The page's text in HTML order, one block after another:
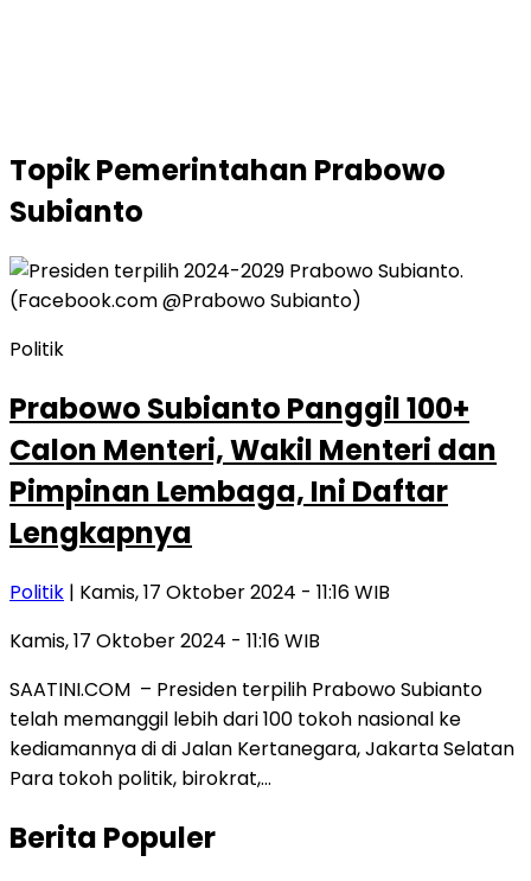
TopikPemerintahan Prabowo
Subianto
Politik
Prabowo Subianto Panggil 100+
Calon Menteri, Wakil Menteri dan
Pimpinan Lembaga, Ini Daftar
Lengkapnya
Politik | Kamis, 17 Oktober 2024 - 11:16 WIB
Kamis, 17 Oktober 2024 - 11:16 WIB
SAATINI.COM – Presiden terpilih Prabowo Subianto
telah memanggil lebih dari 100 tokoh nasional ke
kediamannya di di Jalan Kertanegara, Jakarta Selatan
Para tokoh politik, birokrat,…
Berita Populer